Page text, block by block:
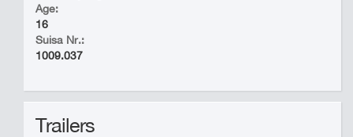
Age:
16
Suisa Nr.:
1009.037
Trailers